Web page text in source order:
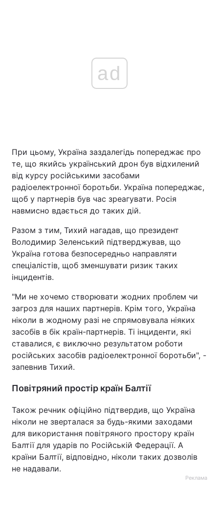
ad
При цьому, Україна заздалегідь попереджає про
те, що якийсь український дрон був відхилений
від курсу російськими засобами
радіоелектронної боротьби. Україна попереджає,
щоб у партнерів був час зреагувати. Росія
навмисно вдається до таких дій.
Разом з тим, Тихий нагадав, що президент
Володимир Зеленський підтверджував, що
Україна готова безпосередньо направляти
спеціалістів, щоб зменшувати ризик таких
інцидентів.
"Ми не хочемо створювати жодних проблем чи
загроз для наших партнерів. Крім того, Україна
ніколи в жодному разі не спрямовувала ніяких
засобів в бік країн-партнерів. Ті інциденти, які
ставалися, є виключно результатом роботи
російських засобів радіоелектронної боротьби", -
запевнив Тихий.
Повітряний простір країн Балтії
Також речник офіційно підтвердив, що Україна
ніколи не зверталася за будь-якими заходами
для використання повітряного простору країн
Балтії для ударів по Російській Федерації. А
країни Балтії, відповідно, ніколи таких дозволів
не надавали.
Реклама